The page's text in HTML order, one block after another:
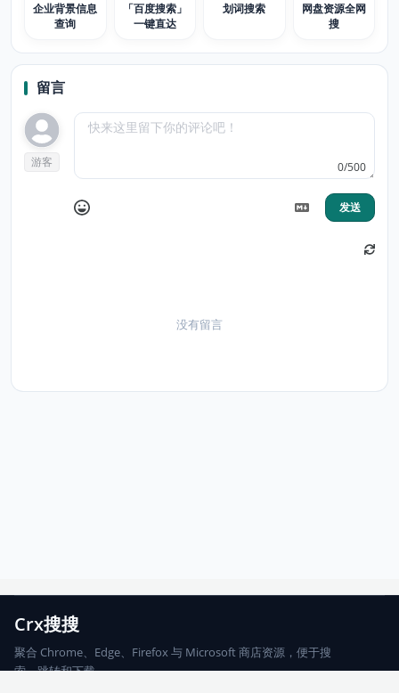
企业背景信息
查询
「百度搜索」
一键直达
划词搜索
网盘资源全网
搜
留言
游客 0/500
发送
没有留言
Crx搜搜
聚合 Chrome、Edge、Firefox 与 Microsoft 商店资源，便于搜
索、跳转和下载。